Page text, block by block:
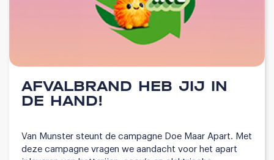
AFVALBRAND HEB JIJ IN
DE HAND!
Van Munster steunt de campagne Doe Maar Apart. Met
deze campagne vragen we aandacht voor het apart